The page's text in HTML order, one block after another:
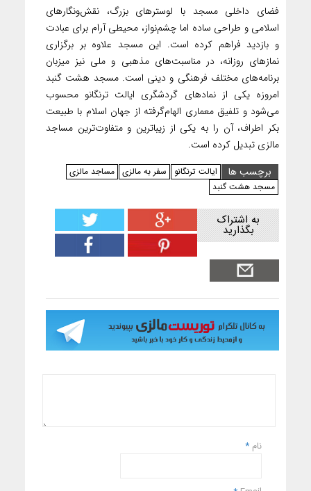
فضای داخلی مسجد با لوسترهای بزرگ، نقش‌ونگارهای
اسلامی و طراحی ساده اما چشم‌نواز، محیطی آرام برای عبادت
و بازدید فراهم کرده است. این مسجد علاوه بر برگزاری
نمازهای روزانه، در مناسبت‌های مذهبی و ملی نیز میزبان
برنامه‌های مختلف فرهنگی و دینی است. مسجد هشت گنبد
امروزه یکی از نمادهای گردشگری ایالت ترنگانو محسوب
می‌شود و تلفیق معماری الهام‌گرفته از جهان اسلام با طبیعت
بکر اطراف، آن را به یکی از زیباترین و متفاوت‌ترین مساجد
مالزی تبدیل کرده است.
برچسب ها
ایالت ترنگانو سفر به مالزی مساجد مالزی
مسجد هشت گنبد
به اشتراک
بگذارید
نام *